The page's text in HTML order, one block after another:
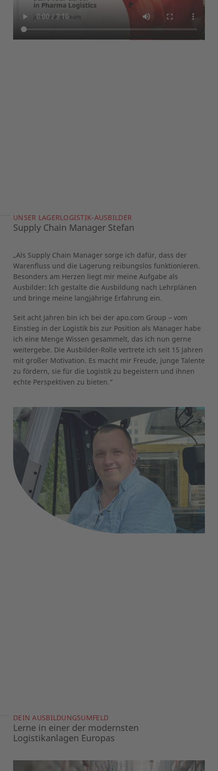
UNSER LAGERLOGISTIK-AUSBILDER
Supply Chain Manager Stefan
„Als Supply Chain Manager sorge ich dafür, dass der
Warenfluss und die Lagerung reibungslos funktionieren.
Besonders am Herzen liegt mir meine Aufgabe als
Ausbilder: Ich gestalte die Ausbildung nach Lehrplänen
und bringe meine langjährige Erfahrung ein.
Seit acht Jahren bin ich bei der apo.com Group – vom
Einstieg in der Logistik bis zur Position als Manager habe
ich eine Menge Wissen gesammelt, das ich nun gerne
weitergebe. Die Ausbilder-Rolle vertrete ich seit 15 Jahren
mit großer Motivation. Es macht mir Freude, junge Talente
zu fördern, sie für die Logistik zu begeistern und ihnen
echte Perspektiven zu bieten.“
DEIN AUSBILDUNGSUMFELD
Lerne in einer der modernsten
Logistikanlagen Europas